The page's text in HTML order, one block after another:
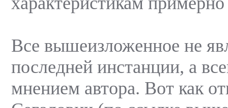
Все вышеизложенное не
последней инстанции, а
мнением автора. Вот как